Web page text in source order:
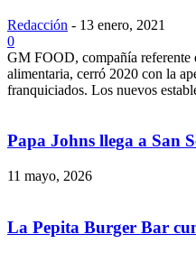
Redacción - 13 enero, 2021
0
GM FOOD, compañía referente
alimentaria, cerró 2020 con la
franquiciados. Los nuevos
Papa Johns llega a San
11 mayo, 2026
La Pepita Burger Bar